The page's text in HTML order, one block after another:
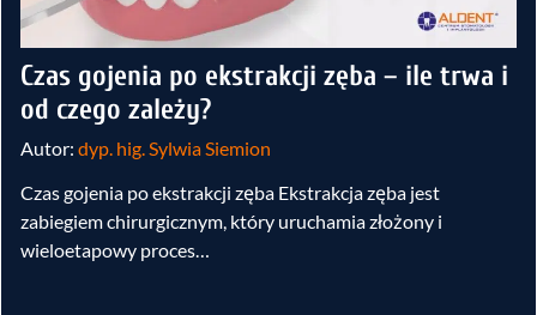
Czas gojenia po ekstrakcji zęba – ile trwa i
od czego zależy?
Autor: dyp. hig. Sylwia Siemion
Czas gojenia po ekstrakcji zęba Ekstrakcja zęba jest
zabiegiem chirurgicznym, który uruchamia złożony i
wieloetapowy proces…